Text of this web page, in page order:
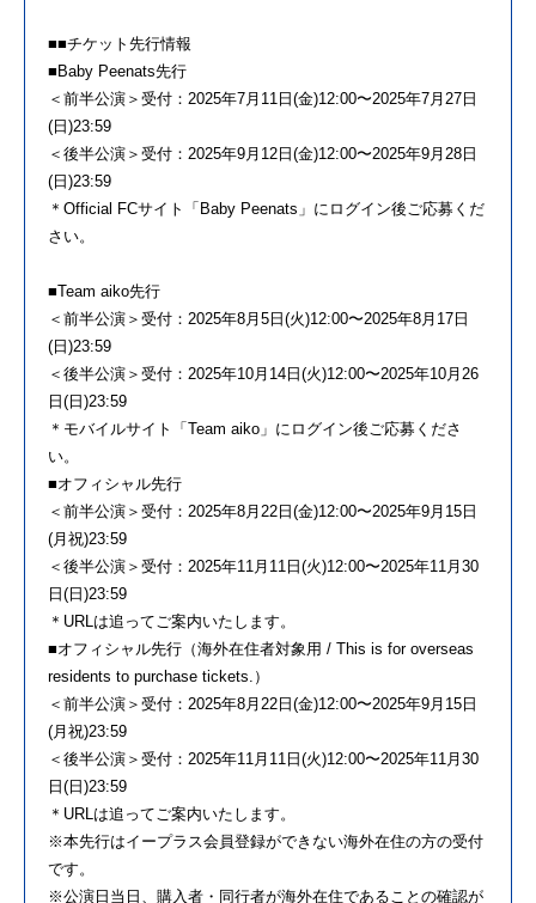
■■チケット先行情報
■Baby Peenats先行
＜前半公演＞受付：2025年7月11日(金)12:00〜2025年7月27日
(日)23:59
＜後半公演＞受付：2025年9月12日(金)12:00〜2025年9月28日
(日)23:59
＊Official FCサイト「Baby Peenats」にログイン後ご応募くだ
さい。
■Team aiko先行
＜前半公演＞受付：2025年8月5日(火)12:00〜2025年8月17日
(日)23:59
＜後半公演＞受付：2025年10月14日(火)12:00〜2025年10月26
日(日)23:59
＊モバイルサイト「Team aiko」にログイン後ご応募くださ
い。
■オフィシャル先行
＜前半公演＞受付：2025年8月22日(金)12:00〜2025年9月15日
(月祝)23:59
＜後半公演＞受付：2025年11月11日(火)12:00〜2025年11月30
日(日)23:59
＊URLは追ってご案内いたします。
■オフィシャル先行（海外在住者対象用 / This is for overseas
residents to purchase tickets.）
＜前半公演＞受付：2025年8月22日(金)12:00〜2025年9月15日
(月祝)23:59
＜後半公演＞受付：2025年11月11日(火)12:00〜2025年11月30
日(日)23:59
＊URLは追ってご案内いたします。
※本先行はイープラス会員登録ができない海外在住の方の受付
です。
※公演日当日、購入者・同行者が海外在住であることの確認が